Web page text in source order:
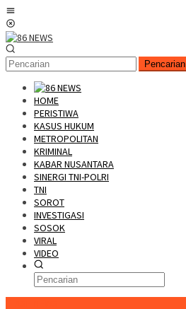
Loncat
ke
konten
Pencarian
HOME
PERISTIWA
KASUS HUKUM
METROPOLITAN
KRIMINAL
KABAR NUSANTARA
SINERGI TNI-POLRI
TNI
SOROT
INVESTIGASI
SOSOK
VIRAL
VIDEO